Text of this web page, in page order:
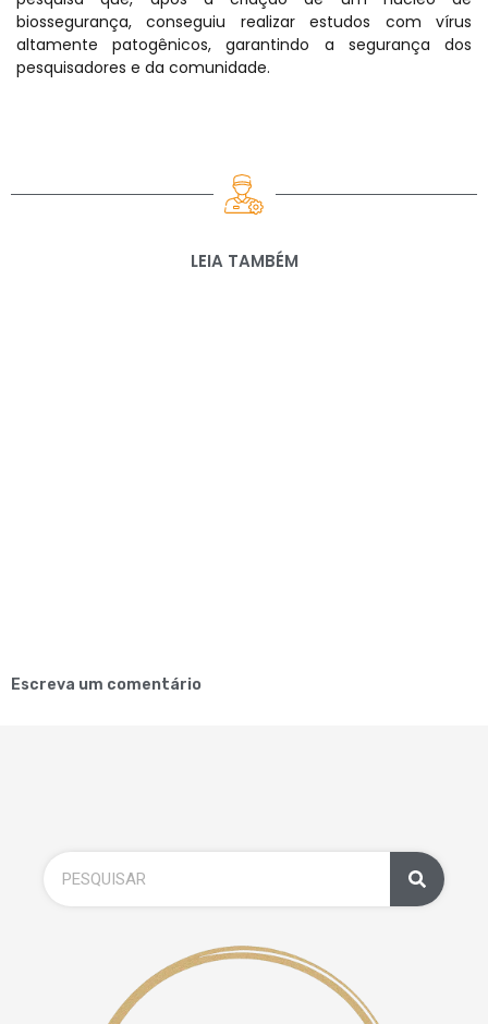
biossegurança, conseguiu realizar estudos com vírus
altamente patogênicos, garantindo a segurança dos
pesquisadores e da comunidade.
LEIA TAMBÉM
Escreva um comentário